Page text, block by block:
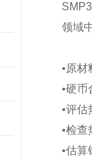
领域
•原材
•硬币
•评估
•检查
•估算